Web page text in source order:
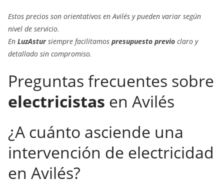
Estos precios son orientativos en Avilés y pueden variar según
nivel de servicio.
En LuzAstursiempre facilitamos presupuesto previo claro y
detallado sin compromiso.
Preguntas frecuentes sobre
electricistas en Avilés
¿A cuánto asciende una
intervención de electricidad
en Avilés?